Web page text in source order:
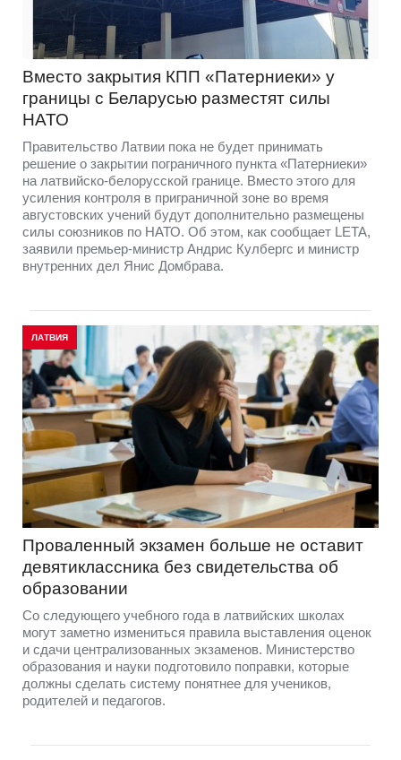
Вместо закрытия КПП «Патерниеки» у
границы с Беларусью разместят силы
НАТО
Правительство Латвии пока не будет принимать
решение о закрытии пограничного пункта «Патерниеки»
на латвийско-белорусской границе. Вместо этого для
усиления контроля в приграничной зоне во время
августовских учений будут дополнительно размещены
силы союзников по НАТО. Об этом, как сообщает LETA,
заявили премьер-министр Андрис Кулбергс и министр
внутренних дел Янис Домбрава.
ЛАТВИЯ
Проваленный экзамен больше не оставит
девятиклассника без свидетельства об
образовании
Со следующего учебного года в латвийских школах
могут заметно измениться правила выставления оценок
и сдачи централизованных экзаменов. Министерство
образования и науки подготовило поправки, которые
должны сделать систему понятнее для учеников,
родителей и педагогов.